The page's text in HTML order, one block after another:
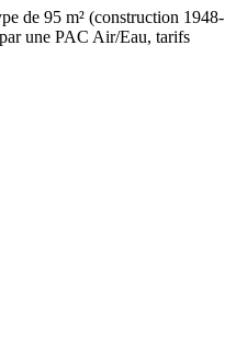
de 95 m² (construction 1948-
une PAC Air/Eau, tarifs